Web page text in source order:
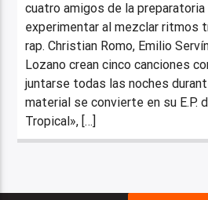
cuatro amigos de la
experimentar al mezclar ritmos
rap. Christian Romo, Emilio
Lozano crean cinco canciones
juntarse todas las noches
material se convierte en su E.P.
Tropical», […]